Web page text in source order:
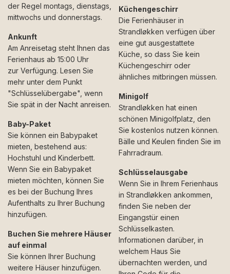
der Regel montags, dienstags,
mittwochs und donnerstags.
Ankunft
Am Anreisetag steht Ihnen das
Ferienhaus ab 15:00 Uhr
zur Verfügung. Lesen Sie
mehr unter dem Punkt
"Schlüsselübergabe", wenn
Sie spät in der Nacht anreisen.
Baby-Paket
Sie können ein Babypaket
mieten, bestehend aus:
Hochstuhl und Kinderbett.
Wenn Sie ein Babypaket
mieten möchten, können Sie
es bei der Buchung Ihres
Aufenthalts zu Ihrer Buchung
hinzufügen.
Buchen Sie mehrere Häuser
auf einmal
Sie können Ihrer Buchung
weitere Häuser hinzufügen.
Küchengeschirr
Die Ferienhäuser in
Strandløkken verfügen über
eine gut ausgestattete
Küche, so dass Sie kein
Küchengeschirr oder
ähnliches mitbringen müssen.
Minigolf
Strandløkken hat einen
schönen Minigolfplatz, den
Sie kostenlos nutzen können.
Bälle und Keulen finden Sie im
Fahrradraum.
Schlüsselausgabe
Wenn Sie in Ihrem Ferienhaus
in Strandløkken ankommen,
finden Sie neben der
Eingangstür einen
Schlüsselkasten.
Informationen darüber, in
welchem Haus Sie
übernachten werden, und